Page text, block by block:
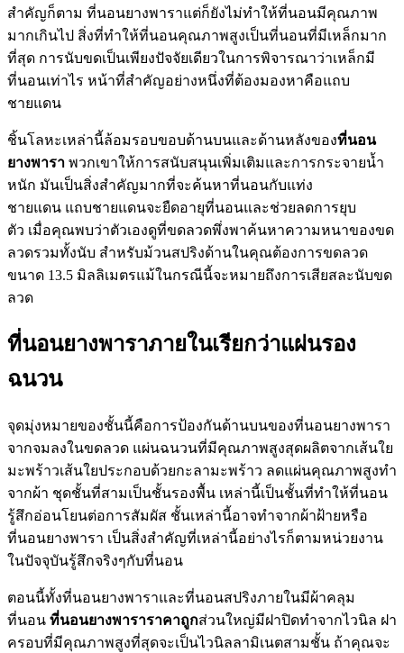
สำคัญก็ตาม ที่นอนยางพาราแต่ก็ยังไม่ทำให้ที่นอนมีคุณภาพ
มากเกินไป สิ่งที่ทำให้ที่นอนคุณภาพสูงเป็นที่นอนที่มีเหล็กมาก
ที่สุด การนับขดเป็นเพียงปัจจัยเดียวในการพิจารณาว่าเหล็กมี
ที่นอนเท่าไร หน้าที่สำคัญอย่างหนึ่งที่ต้องมองหาคือแถบ
ชายแดน
ชิ้นโลหะเหล่านี้ล้อมรอบขอบด้านบนและด้านหลังของที่นอน
ยางพารา พวกเขาให้การสนับสนุนเพิ่มเติมและการกระจายน้ำ
หนัก มันเป็นสิ่งสำคัญมากที่จะค้นหาที่นอนกับแท่ง
ชายแดน แถบชายแดนจะยืดอายุที่นอนและช่วยลดการยุบ
ตัว เมื่อคุณพบว่าตัวเองดูที่ขดลวดพึ่งพาค้นหาความหนาของขด
ลวดรวมทั้งนับ สำหรับม้วนสปริงด้านในคุณต้องการขดลวด
ขนาด 13.5 มิลลิเมตรแม้ในกรณีนี้จะหมายถึงการเสียสละนับขด
ลวด
ที่นอนยางพาราภายในเรียกว่าแผ่นรอง
ฉนวน
จุดมุ่งหมายของชั้นนี้คือการป้องกันด้านบนของที่นอนยางพารา
จากจมลงในขดลวด แผ่นฉนวนที่มีคุณภาพสูงสุดผลิตจากเส้นใย
มะพร้าวเส้นใยประกอบด้วยกะลามะพร้าว ลดแผ่นคุณภาพสูงทำ
จากผ้า ชุดชั้นที่สามเป็นชั้นรองพื้น เหล่านี้เป็นชั้นที่ทำให้ที่นอน
รู้สึกอ่อนโยนต่อการสัมผัส ชั้นเหล่านี้อาจทำจากผ้าฝ้ายหรือ
ที่นอนยางพารา เป็นสิ่งสำคัญที่เหล่านี้อย่างไรก็ตามหน่วยงาน
ในปัจจุบันรู้สึกจริงๆกับที่นอน
ตอนนี้ทั้งที่นอนยางพาราและที่นอนสปริงภายในมีผ้าคลุม
ที่นอน ที่นอนยางพาราราคาถูกส่วนใหญ่มีฝาปิดทำจากไวนิล ฝา
ครอบที่มีคุณภาพสูงที่สุดจะเป็นไวนิลลามิเนตสามชั้น ถ้าคุณจะ